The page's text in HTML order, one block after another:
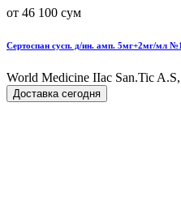
от 46 100 сум
Сертоспан сусп. д/ин. амп. 5мг+2мг/мл №1
World Мedicine IIac San.Tic
Доставка сегодня